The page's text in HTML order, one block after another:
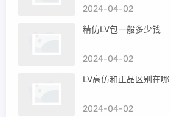
2024-04-02
精仿LV包一般多少钱
2024-04-02
LV高仿和正品区别在哪
2024-04-02